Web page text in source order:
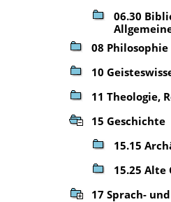
06.30
08 Philosophie
10
11 Theologie,
15 Geschichte
15.15
15.25 Alte
17 Sprach-